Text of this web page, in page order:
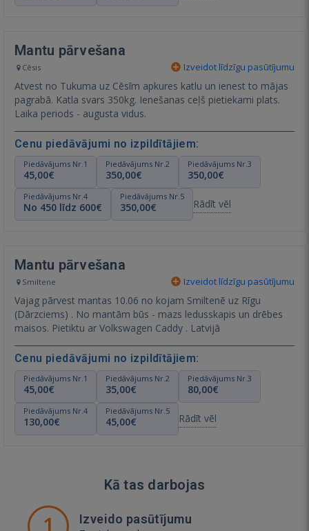
Mantu pārvešana
Cēsis Izveidot līdzīgu pasūtījumu
Atvest no Tukuma uz Cēsīm apkures katlu un ienest to mājas
pagrabā. Katla svars 350kg. Ienešanas ceļš pietiekami plats.
Laika periods - augusta vidus.
Cenu piedāvājumi no izpildītājiem:
Piedāvājums Nr.1
45,00€
Piedāvājums Nr.2
350,00€
Piedāvājums Nr.3
350,00€
Piedāvājums Nr.4
No 450 līdz 600€
Piedāvājums Nr.5
350,00€ Rādīt vēl
Mantu pārvešana
Smiltene Izveidot līdzīgu pasūtījumu
Vajag pārvest mantas 10.06 no kojam Smiltenē uz Rīgu
(Dārzciems) . No mantām būs - mazs ledusskapis un drēbes
maisos. Pietiktu ar Volkswagen Caddy . Latvijā
Cenu piedāvājumi no izpildītājiem:
Piedāvājums Nr.1
45,00€
Piedāvājums Nr.2
35,00€
Piedāvājums Nr.3
80,00€
Piedāvājums Nr.4
130,00€
Piedāvājums Nr.5
45,00€ Rādīt vēl
Kā tas darbojas
1 Izveido pasūtījumu